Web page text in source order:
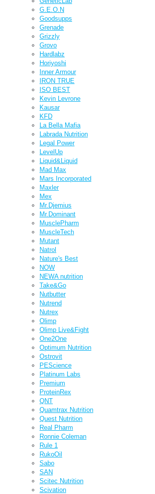
G.E.O.N
Goodsupps
Grenade
Grizzly
Grovo
Hardlabz
Horiyoshi
Inner Armour
IRON TRUE
ISO BEST
Kevin Levrone
Kausar
KFD
La Bella Mafia
Labrada Nutrition
Legal Power
LevelUp
Liquid&Liquid
Mad Max
Mars Incorporated
Maxler
Mex
Mr.Djemius
Mr.Dominant
MusclePharm
MuscleTech
Mutant
Natrol
Nature's Best
NOW
NEWA nutrition
Take&Go
Nutbutter
Nutrend
Nutrex
Olimp
Olimp Live&Fight
One2One
Optimum Nutrition
Ostrovit
PEScience
Platinum Labs
Premium
ProteinRex
QNT
Quamtrax Nutrition
Quest Nutrition
Real Pharm
Ronnie Coleman
Rule 1
RukoOil
Sabo
SAN
Scitec Nutrition
Scivation